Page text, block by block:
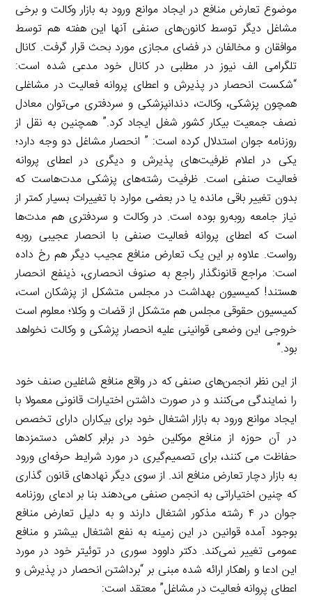
موضوع تعارض منافع در ایجاد موانع ورود به بازار وکالت و برخی
مشاغل دیگر توسط کانون‌های صنفی آنها این هفته هم توسط
موافقان و مخالفان در فضای مجازی مورد بحث قرار گرفت. کانال
تلگرامی الف نیوز در مطلبی در کانال خود مدعی شده است:
“شکست انحصار در پذیرش و اعطای پروانه فعالیت در مشاغلی
همچون پزشکی، وکالت، دندانپزشکی و سردفتری می‌توان معادل
نصف جمعیت بیکار کشور شغل ایجاد کرد.” همچنین به نقل از
روزنامه جوان استدلال کرده است: ” انحصار مشاغل دو وجه دارد؛
یکی در اعلام ظرفیت‌های پذیرش و دیگری در اعطای پروانه
فعالیت صنفی است. ظرفیت رشته‌های پزشکی مدت‌هاست که
بدون تغییر باقی مانده یا در بعضی موارد با تغییرات بسیار کمتر از
نیاز جامعه روبه‌رو بوده است. در وکالت و سردفتری هم مدت‌ها
است که اعطای پروانه فعالیت صنفی با انحصار عجیبی روبه
رواست. علاوه بر این یک تعارض منافع عجیب دیگر هم رخ داده
است: مراجع قانونگذار راجع به صنوف انحصاری، ذینفع انحصار
هستند! کمیسیون بهداشت در مجلس متشکل از پزشکان است،
کمیسیون حقوقی مجلس هم متشکل از قضات و وکلا؛ معلوم است
خروجی این وضعی قوانینی علیه انحصار پزشکی و وکالت نخواهد
بود.”
از این نظر انجمن‌های صنفی که در واقع منافع شاغلین صنف خود
را نمایندگی می‌کنند و در صورت داشتن اختیارات قانونی معمولا با
ایجاد موانع ورود به بازار اشتغال خود برای بیکاران دارای تخصص
در آن حوزه از منافع موکلین خود در برابر کاهش دستمزدها
حفاظت می کنند، برای تصمیم‌گیری در مورد شرایط حرفه‌ای ورود
به بازار دچار تعارض منافع اند. از سوی دیگر نهادهای قانون گذاری
که چنین اختیاراتی به انجمن صنفی می‌دهند بنا بر ادعای روزنامه
جوان در ۴ رشته مذکور اشتغال دارند و به دلیل تعارض منافع
بوجود آمده قوانین در این زمینه به نفع اشتغال بیشتر و منافع
عمومی تغییر نمی‌کند. دکتر داوود سوری در توئیتر خود در مورد
این ادعا و راهکار ارائه شده مبنی بر “برداشتن انحصار در پذیرش و
اعطای پروانه فعالیت در مشاغل” معتقد است: